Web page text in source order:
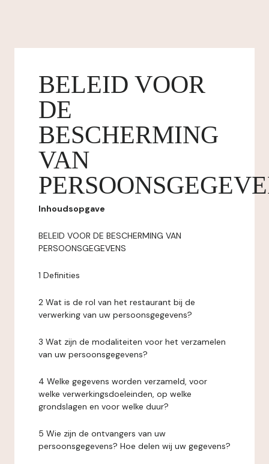
BELEID VOOR
DE
BESCHERMING
VAN
Inhoudsopgave
BELEID VOOR DE BESCHERMING VAN
PERSOONSGEGEVENS
1 Definities
2 Wat is de rol van het restaurant bij de
verwerking van uw persoonsgegevens?
3 Wat zijn de modaliteiten voor het verzamelen
van uw persoonsgegevens?
4 Welke gegevens worden verzameld, voor
welke verwerkingsdoeleinden, op welke
grondslagen en voor welke duur?
5 Wie zijn de ontvangers van uw
persoonsgegevens? Hoe delen wij uw gegevens?